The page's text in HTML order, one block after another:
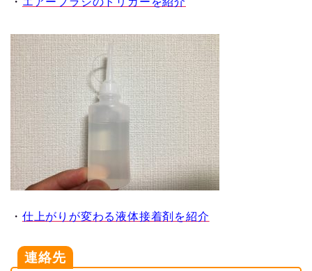
・ 仕上がりが変わる液体接着剤を紹介
連絡先